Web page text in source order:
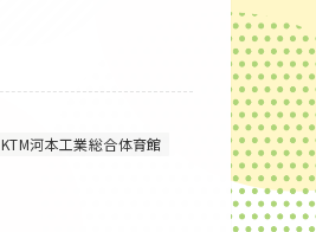
KTM河本工業総合体育館